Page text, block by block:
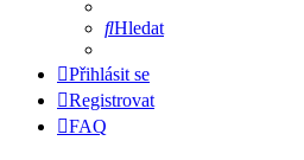
Hledat
Přihlásit se
Registrovat
FAQ